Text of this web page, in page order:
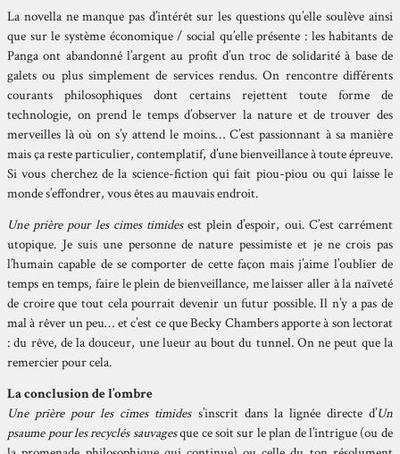
La novella ne manque pas d’intérêt sur les questions qu’elle soulève ainsi
que sur le système économique / social qu’elle présente : les habitants de
Panga ont abandonné l’argent au profit d’un troc de solidarité à base de
galets ou plus simplement de services rendus. On rencontre différents
courants philosophiques dont certains rejettent toute forme de
technologie, on prend le temps d’observer la nature et de trouver des
merveilles là où on s’y attend le moins… C’est passionnant à sa manière
mais ça reste particulier, contemplatif, d’une bienveillance à toute épreuve.
Si vous cherchez de la science-fiction qui fait piou-piou ou qui laisse le
monde s’effondrer, vous êtes au mauvais endroit.
Une prière pour les cimes timidesest plein d’espoir, oui. C’est carrément
utopique. Je suis une personne de nature pessimiste et je ne crois pas
l’humain capable de se comporter de cette façon mais j’aime l’oublier de
temps en temps, faire le plein de bienveillance, me laisser aller à la naïveté
de croire que tout cela pourrait devenir un futur possible. Il n’y a pas de
mal à rêver un peu… et c’est ce que Becky Chambers apporte à son lectorat
: du rêve, de la douceur, une lueur au bout du tunnel. On ne peut que la
remercier pour cela.
La conclusion de l’ombre
Une prière pour les cimes timidess’inscrit dans la lignée directe d’Un
psaume pour les recyclés sauvagesque ce soit sur le plan de l’intrigue (ou de